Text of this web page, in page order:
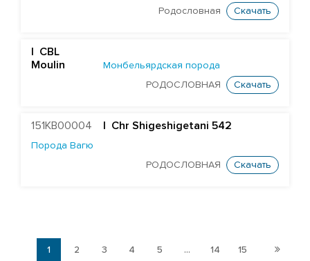
Родословная Скачать
| CBL
Moulin
Монбельярдская порода
РОДОСЛОВНАЯ
Скачать
151KB00004 | Chr Shigeshigetani 542
Порода Вагю
РОДОСЛОВНАЯ
Скачать
1 2 3 4 5 ... 14 15